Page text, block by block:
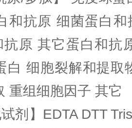
和抗原 细菌蛋白
抗原 其它蛋白和抗
白 细胞裂解和提取
重组细胞因子 其它
试剂】EDTA DTT